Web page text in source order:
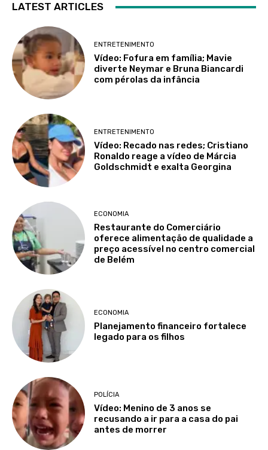
LATEST ARTICLES
ENTRETENIMENTO
Vídeo: Fofura em família; Mavie
diverte Neymar e Bruna Biancardi
com pérolas da infância
ENTRETENIMENTO
Vídeo: Recado nas redes; Cristiano
Ronaldo reage a vídeo de Márcia
Goldschmidt e exalta Georgina
ECONOMIA
Restaurante do Comerciário
oferece alimentação de qualidade a
preço acessível no centro comercial
de Belém
ECONOMIA
Planejamento financeiro fortalece
legado para os filhos
POLÍCIA
Vídeo: Menino de 3 anos se
recusando a ir para a casa do pai
antes de morrer